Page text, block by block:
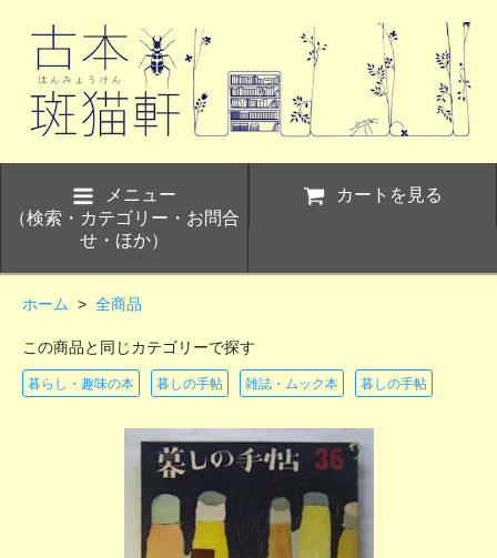
メニュー
（検索・カテゴリー・お問合
せ・ほか）
カートを見る
ホーム > 全商品
この商品と同じカテゴリーで探す
暮らし・趣味の本 暮しの手帖 雑誌・ムック本 暮しの手帖